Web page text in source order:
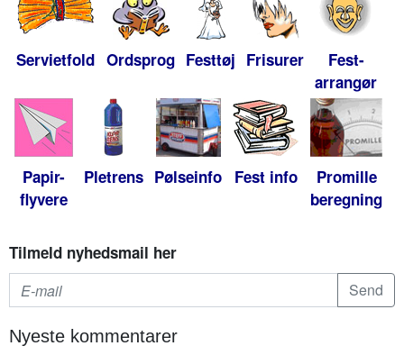
Servietfold Ordsprog Festtøj Frisurer
Fest-
arrangør
Papir-
flyvere
Pletrens Pølseinfo Fest info
Promille
beregning
Tilmeld nyhedsmail her
Nyeste kommentarer